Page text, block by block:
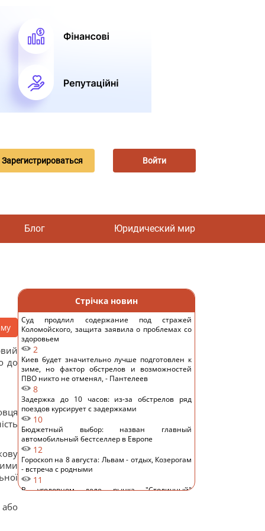
Зарегистрироваться Войти
Блог Юридический мир
до
або
Стрічка новин
Суд продлил содержание под стражей
Коломойского, защита заявила о проблемах со
здоровьем
2
Киев будет значительно лучше подготовлен к
зиме, но фактор обстрелов и возможностей
ПВО никто не отменял, - Пантелеев
8
Задержка до 10 часов: из-за обстрелов ряд
поездов курсирует с задержками
10
Бюджетный выбор: назван главный
автомобильный бестселлер в Европе
12
Гороскоп на 8 августа: Львам - отдых, Козерогам
- встреча с родными
11
В уголовном деле рынка "Столичный"